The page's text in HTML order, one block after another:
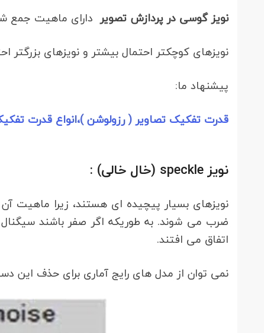
نویز گوسی در پردازش تصویر دارای ماهیت جمع
نویزهای کوچکتر احتمال بیشتر و نویزهای بزرگتر
پیشنهاد ما:
قدرت تفکیک تصاویر ( رزولوشن )،انواع قدرت
نویز speckle (خال خالی) :
نویزهای بسیار پیچیده ای هستند، زیرا ماهیت
ضرب می شوند. به طوریکه اگر صفر باشند سیگنال
اتفاق می افتند.
نمی توان از مدل های رایج آماری برای حذف این